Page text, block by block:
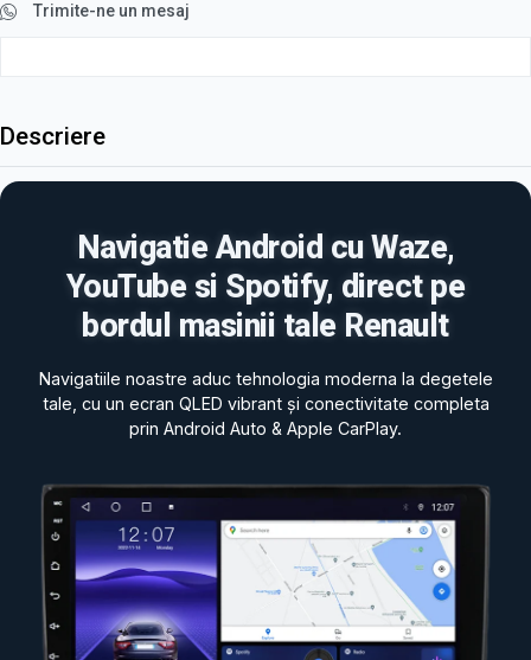
Trimite-ne un mesaj
Descriere
Navigatie Android cu Waze,
YouTube si Spotify, direct pe
bordul masinii tale Renault
Navigatiile noastre aduc tehnologia moderna la degetele
tale, cu un ecran QLED vibrant și conectivitate completa
prin Android Auto & Apple CarPlay.